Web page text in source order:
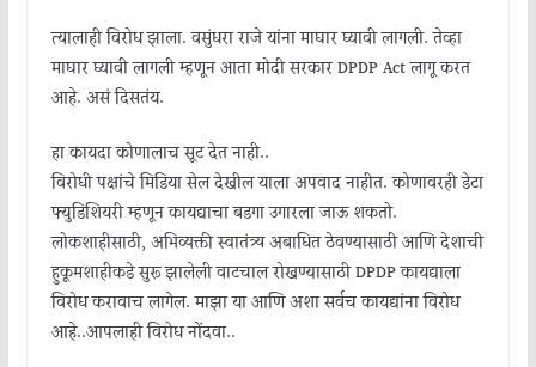
त्यालाही विरोध झाला. वसुंधरा राजे यांना माघार घ्यावी लागली. तेव्हा
माघार घ्यावी लागली म्हणून आता मोदी सरकार DPDP Act लागू करत
आहे. असं दिसतंय.
हा कायदा कोणालाच सूट देत नाही..
विरोधी पक्षांचे मिडिया सेल देखील याला अपवाद नाहीत. कोणावरही डेटा
फ्युडिशियरी म्हणून कायद्याचा बडगा उगारला जाऊ शकतो.
लोकशाहीसाठी, अभिव्यक्ती स्वातंत्र्य अबाधित ठेवण्यासाठी आणि देशाची
हुकूमशाहीकडे सुरू झालेली वाटचाल रोखण्यासाठी DPDP कायद्याला
विरोध करावाच लागेल. माझा या आणि अशा सर्वच कायद्यांना विरोध
आहे..आपलाही विरोध नोंदवा..